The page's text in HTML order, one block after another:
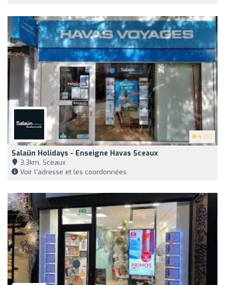
4 (15)
Salaün Holidays - Enseigne Havas Sceaux
3,3km, Sceaux
Voir l'adresse et les coordonnées